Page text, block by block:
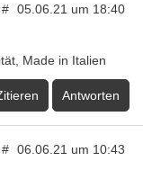
# 05.06.21 um 18:40
Made in Italien
Antworten
# 06.06.21 um 10:43